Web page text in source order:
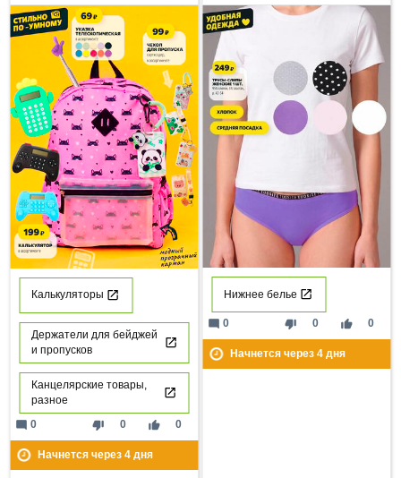
Калькуляторы
Держатели для бейджей
и пропусков
Канцелярские товары,
разное
thumb_down 0 thumb_up 0
mode_comment 0
Начнется через 4дня
Нижнее белье
thumb_down 0 thumb_up 0
mode_comment 0
Начнется через 4дня